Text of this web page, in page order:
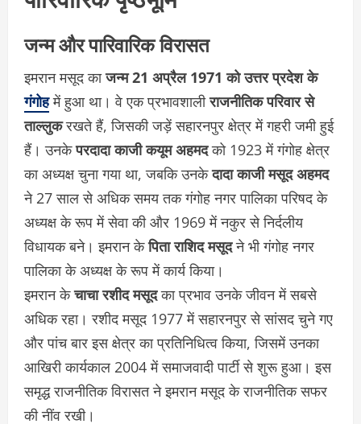
जन्म और पारिवारिक विरासत
इमरान मसूद काजन्म 21 अप्रैल 1971 को उत्तर प्रदेश के
गंगोहमें हुआ था। वे एक प्रभावशालीराजनीतिक परिवार से
ताल्लुकरखते हैं, जिसकी जड़ें सहारनपुर क्षेत्र में गहरी जमी हुई
हैं। उनकेपरदादा काजी कयूम अहमदको 1923 में गंगोह क्षेत्र
का अध्यक्ष चुना गया था, जबकि उनकेदादा काजी मसूद अहमद
ने 27 साल से अधिक समय तक गंगोह नगर पालिका परिषद के
अध्यक्ष के रूप में सेवा की और 1969 में नकुर से निर्दलीय
विधायक बने। इमरान केपिता राशिद मसूदने भी गंगोह नगर
पालिका के अध्यक्ष के रूप में कार्य किया।
इमरान केचाचा रशीद मसूदका प्रभाव उनके जीवन में सबसे
अधिक रहा। रशीद मसूद 1977 में सहारनपुर से सांसद चुने गए
और पांच बार इस क्षेत्र का प्रतिनिधित्व किया, जिसमें उनका
आखिरी कार्यकाल 2004 में समाजवादी पार्टी से शुरू हुआ। इस
समृद्ध राजनीतिक विरासत ने इमरान मसूद के राजनीतिक सफर
की नींव रखी।